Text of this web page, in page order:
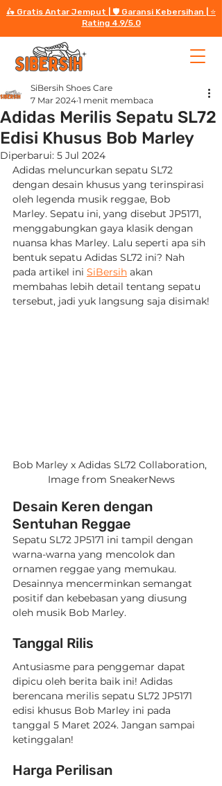
🛵 Gratis Antar Jemput | 🛡️ Garansi Kebersihan | ⭐️
Rating 4.9/5.0
Adidas Merilis Sepatu SL72
Edisi Khusus Bob Marley
SiBersih Shoes Care
7 Mar 2024 1 menit membaca
Diperbarui: 5 Jul 2024
Adidas meluncurkan sepatu SL72
dengan desain khusus yang terinspirasi
oleh legenda musik reggae, Bob
Marley. Sepatu ini, yang disebut JP5171,
menggabungkan gaya klasik dengan
nuansa khas Marley. Lalu seperti apa sih
bentuk sepatu Adidas SL72 ini? Nah
pada artikel ini SiBersih akan
membahas lebih detail tentang sepatu
tersebut, jadi yuk langsung saja disimak!
Bob Marley x Adidas SL72 Collaboration,
Image from SneakerNews
Desain Keren dengan
Sentuhan Reggae
Sepatu SL72 JP5171 ini tampil dengan
warna-warna yang mencolok dan
ornamen reggae yang memukau.
Desainnya mencerminkan semangat
positif dan kebebasan yang diusung
oleh musik Bob Marley.
Tanggal Rilis
Antusiasme para penggemar dapat
dipicu oleh berita baik ini! Adidas
berencana merilis sepatu SL72 JP5171
edisi khusus Bob Marley ini pada
tanggal 5 Maret 2024. Jangan sampai
ketinggalan!
Harga Perilisan